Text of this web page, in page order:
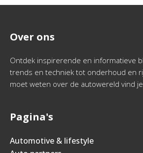
Over ons
Ontdek inspirerende en informatieve
trends en techniek tot onderhoud en
moet weten over de autowereld vind
Pagina's
Automotive & lifestyle